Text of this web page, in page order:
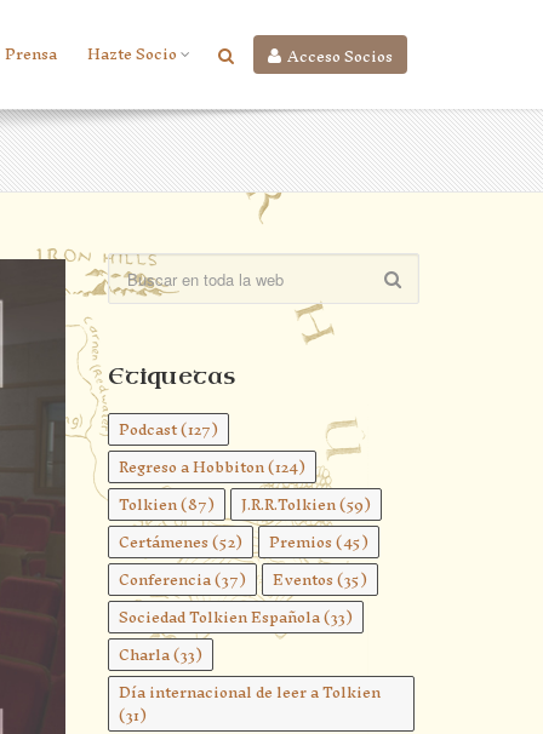
Acceso Socios
Prensa Hazte Socio
Etiquetas
Podcast(127)
Regreso a Hobbiton(124)
Tolkien(87) J.R.R.Tolkien(59)
Certámenes(52) Premios(45)
Conferencia(37) Eventos(35)
Sociedad Tolkien Española(33)
Charla(33)
Día internacional de leer a Tolkien
(31)